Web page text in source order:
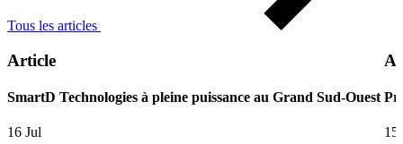
Tous les articles
Article
SmartD Technologies à pleine puissance au Grand Sud-Ouest
16 Jul
15